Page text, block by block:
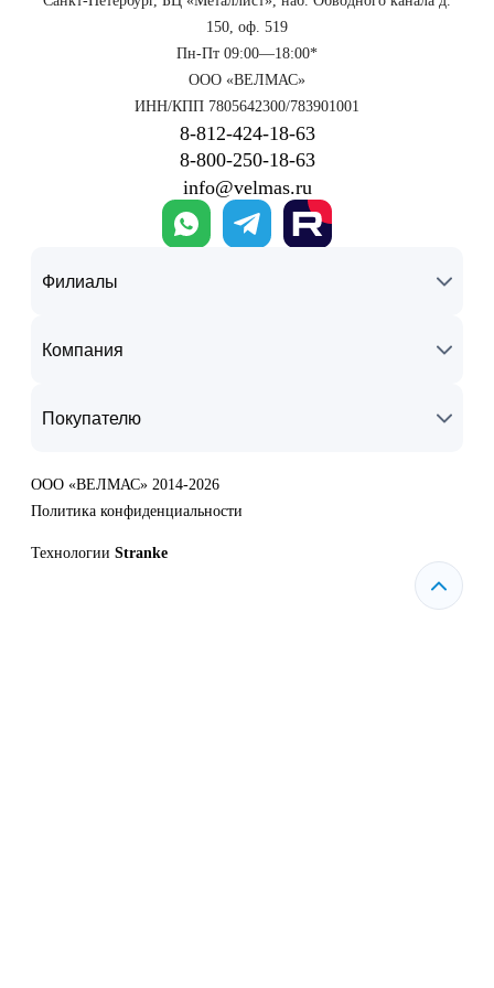
150, оф. 519
Пн-Пт 09:00—18:00*
ООО «ВЕЛМАС»
ИНН/КПП 7805642300/783901001
8‑812‑424‑18‑63
8‑800‑250‑18‑63
info@velmas.ru
Филиалы
Компания
Покупателю
ООО «ВЕЛМАС» 2014-2026
Политика конфиденциальности
Технологии Stranke